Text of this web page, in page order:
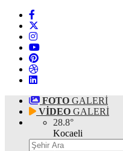
FOTO GALERİ
VİDEO GALERİ
28.8°
Kocaeli